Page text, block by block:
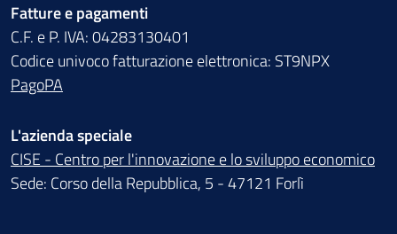
Fatture e pagamenti
C.F. e P. IVA: 04283130401
Codice univoco fatturazione elettronica: ST9NPX
PagoPA
L'azienda speciale
CISE - Centro per l'innovazione e lo sviluppo economico
Sede: Corso della Repubblica, 5 - 47121 Forlì